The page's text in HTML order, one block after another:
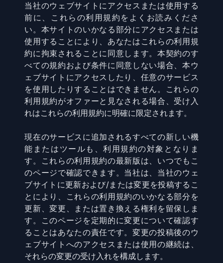
当社のウェブサイトにアクセスまたは使用する
前に、これらの利用規約をよくお読みくださ
い。本サイトのいかなる部分にアクセスまたは
使用することにより、あなたはこれらの利用規
約に拘束されることに同意します。本契約のす
べての規約および条件に同意しない場合、本ウ
ェブサイトにアクセスしたり、任意のサービス
を使用したりすることはできません。これらの
利用規約がオファーと見なされる場合、受け入
れはこれらの利用規約に明確に限定されます。
現在のサービスに追加されるすべての新しい機
能またはツールも、利用規約の対象となりま
す。これらの利用規約の最新版は、いつでもこ
のページで確認できます。当社は、当社のウェ
ブサイトに更新および/または変更を投稿するこ
とにより、これらの利用規約のいかなる部分を
更新、変更、または置き換える権利を留保しま
す。このページを定期的に変更について確認す
ることはあなたの責任です。変更の投稿後のウ
ェブサイトへのアクセスまたは使用の継続は、
それらの変更の受け入れを構成します。